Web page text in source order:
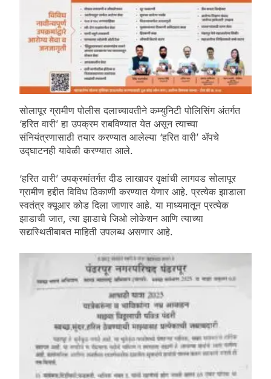
सोलापूर ग्रामीण पोलीस दलाच्यावतीने कम्युनिटी पोलिसिंग अंतर्गत
‘हरित वारी’ हा उपक्रम राबविण्यात येत असून त्याच्या
संनियंत्रणासाठी तयार करण्यात आलेल्या ‘हरित वारी’ ॲपचे
उद्घाटनही यावेळी करण्यात आले.
‘हरित वारी’ उपक्रमांतर्गत दीड लाखावर वृक्षांची लागवड सोलापूर
ग्रामीण हद्दीत विविध ठिकाणी करण्यात येणार आहे. प्रत्येक झाडाला
स्वतंत्र क्यूआर कोड दिला जाणार आहे. या माध्यमातून प्रत्येक
झाडाची जात, त्या झाडाचे जिओ लोकेशन आणि त्याच्या
सद्यस्थितीबाबत माहिती उपलब्ध असणार आहे.